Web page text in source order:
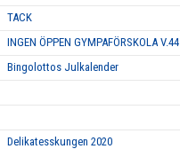
TACK
INGEN ÖPPEN GYMPAFÖRSKOLA V.44
Bingolottos Julkalender
Delikatesskungen 2020